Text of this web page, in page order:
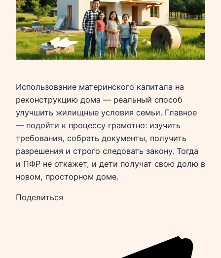
Использование материнского капитала на
реконструкцию дома — реальный способ
улучшить жилищные условия семьи. Главное
— подойти к процессу грамотно: изучить
требования, собрать документы, получить
разрешения и строго следовать закону. Тогда
и ПФР не откажет, и дети получат свою долю в
новом, просторном доме.
Поделиться